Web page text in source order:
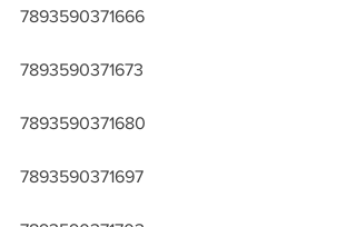
7893590371666
7893590371673
7893590371680
7893590371697